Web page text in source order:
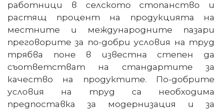
работници в селското стопанство и
растящ процент на продукцията на
местните и международните пазари
преговорите за по-добри условия на труд
трябва поне в известна степен да
съответстват на стандартите за
качество на продуктите. По-добрите
условия на труд са необходима
предпоставка за модернизация и за